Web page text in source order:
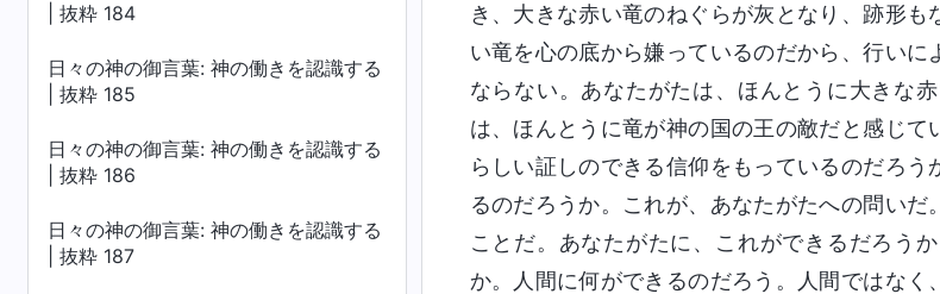
| 抜粋 184
日々の神の御言葉: 神の働きを認識する
| 抜粋 185
日々の神の御言葉: 神の働きを認識する
| 抜粋 186
日々の神の御言葉: 神の働きを認識する
| 抜粋 187
き、大きな赤い竜のねぐらが灰となり、跡形
い竜を心の底から嫌っているのだから、行い
ならない。あなたがたは、ほんとうに大きな
は、ほんとうに竜が神の国の王の敵だと感じ
らしい証しのできる信仰をもっているのだろ
るのだろうか。これが、あなたがたへの問い
ことだ。あなたがたに、これができるだろう
か。人間に何ができるのだろう。人間ではな